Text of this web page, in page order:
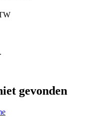
gevonden